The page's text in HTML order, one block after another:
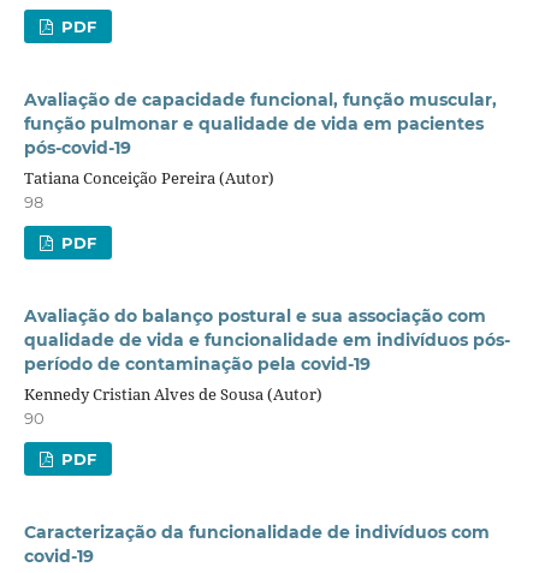
PDF
Avaliação de capacidade funcional, função muscular,
função pulmonar e qualidade de vida em pacientes
pós-covid-19
Tatiana Conceição Pereira (Autor)
98
PDF
Avaliação do balanço postural e sua associação com
qualidade de vida e funcionalidade em indivíduos pós-
período de contaminação pela covid-19
Kennedy Cristian Alves de Sousa (Autor)
90
PDF
Caracterização da funcionalidade de indivíduos com
covid-19